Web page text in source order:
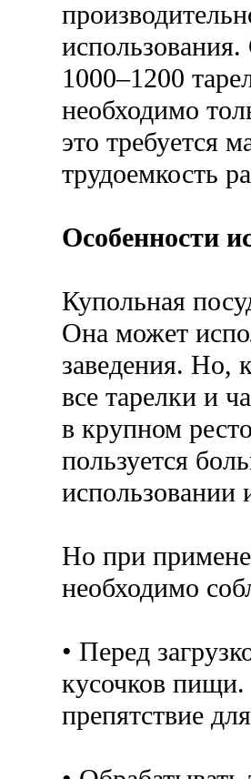
1000–1200
необходимо
это требуется
трудоемкость
Особенности
Купольная
Она может
заведения. Но,
все тарелки и
в крупном
пользуется
использовании
Но при
необходимо
• Перед
кусочков пищи.
препятствие